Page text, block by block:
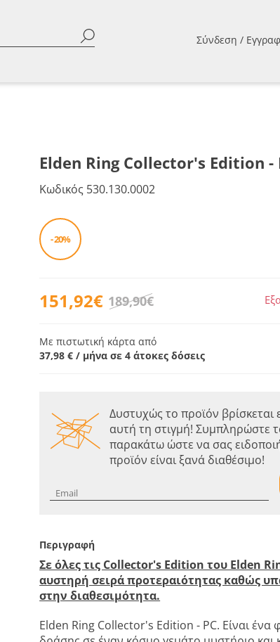
Σύνδεση /
Elden Ring Collector's Edition -
Κωδικός 530.130.0002
- 20%
151,92€ 189,90€
Με πιστωτική κάρτα από
37,98 € / μήνα σε 4 άτοκες δόσεις
Δυστυχώς το προϊόν βρίσκεται
αυτή τη στιγμή! Συμπληρώστε
παρακάτω ώστε να σας
προϊόν είναι ξανά διαθέσιμο!
Περιγραφή
Σε όλες τις Collector's Edition του Elden
αυστηρή σειρά προτεραιότητας καθώς
στην διαθεσιμότητα.
Elden Ring Collector's Edition - PC. Είναι ένα